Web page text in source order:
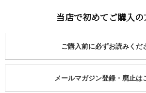
当店で初めてご購入
ご購入前に必ずお読みくだ
メールマガジン登録・廃止は